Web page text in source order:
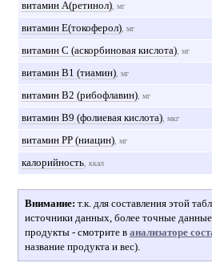
витамин А(ретинол), мг
витамин Е(токоферол), мг
витамин С (аскорбиновая кислота), мг
витамин В1 (тиамин), мг
витамин В2 (рибофлавин), мг
витамин В9 (фолиевая кислота), мкг
витамин РР (ниацин), мг
калорийность, ккал
Внимание: т.к. для составления этой
источники данных, более точные
продукты - смотрите в анализаторе
название продукта и вес).